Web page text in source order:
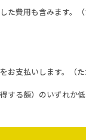
た費用も含みます。
お支払いします。（
る額）のいずれか低